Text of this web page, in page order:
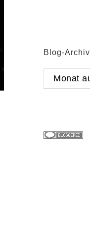
Blog-Archiv
Blog-
Archiv